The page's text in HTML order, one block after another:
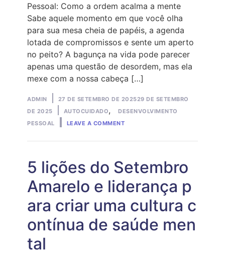
Pessoal: Como a ordem acalma a mente
Sabe aquele momento em que você olha
para sua mesa cheia de papéis, a agenda
lotada de compromissos e sente um aperto
no peito? A bagunça na vida pode parecer
apenas uma questão de desordem, mas ela
mexe com a nossa cabeça […]
Posted
by
ADMIN 27 DE SETEMBRO DE 202529 DE SETEMBRO
DE 2025
Posted
AUTOCUIDADO,
DESENVOLVIMENTO
PESSOAL
LEAVE A COMMENT
EMOCIONAL
ORGANIZAÇÃO
PESSOAL:
COMO
A
ACALMA
MENTE
5 lições do Setembro
Amarelo e liderança p
ara criar uma cultura c
ontínua de saúde men
tal